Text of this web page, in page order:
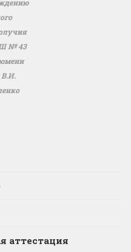
№ 43
аттестация